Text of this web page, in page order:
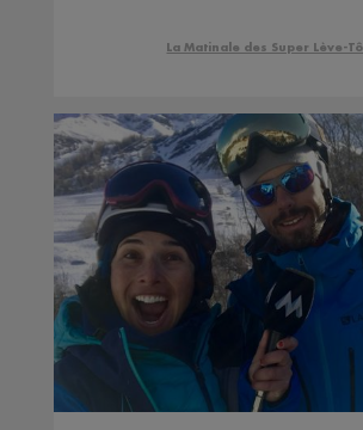
Durable à
La Matinale des Super Lève-